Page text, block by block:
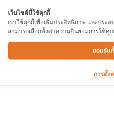
ประแจแหวนตี
เว็บไซต์นี้ใช้คุกกี้
เราใช้คุกกี้เพื่อเพิ่มประสิทธิภาพ และปร
สามารถเลือกตั้งค่าความยินยอมการใช้คุ
ยอมรับ
การตั้ง